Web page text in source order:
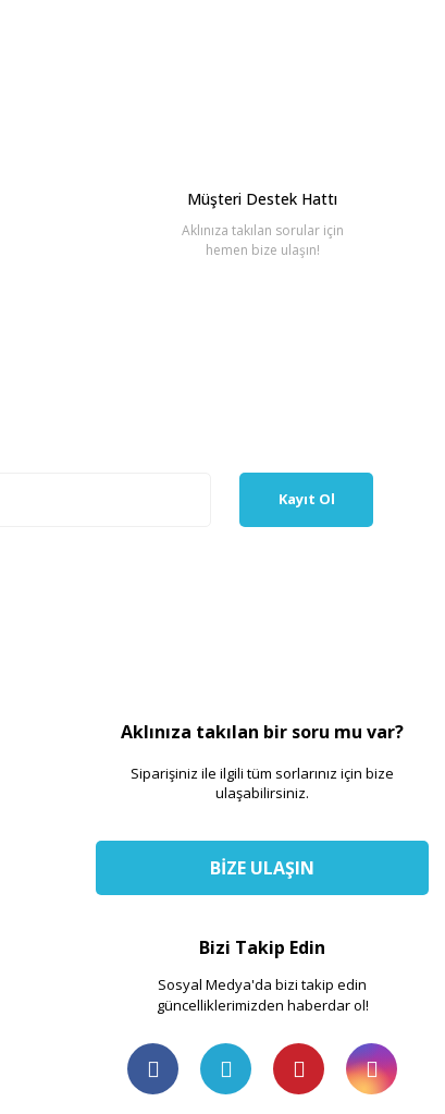
Müşteri Destek Hattı
Aklınıza takılan sorular için
hemen bize ulaşın!
Kayıt Ol
Aklınıza takılan bir soru mu var?
Siparişiniz ile ilgili tüm sorlarınız için bize
ulaşabilirsiniz.
BİZE ULAŞIN
Bizi Takip Edin
Sosyal Medya'da bizi takip edin
güncelliklerimizden haberdar ol!